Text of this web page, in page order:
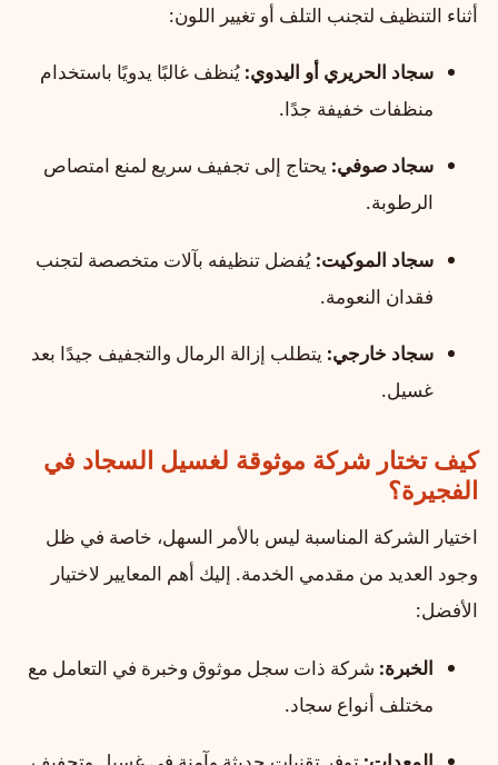
أثناء التنظيف لتجنب التلف أو تغيير اللون:
سجاد الحريري أو اليدوي: يُنظف غالبًا يدويًا باستخدام
منظفات خفيفة جدًا.
سجاد صوفي: يحتاج إلى تجفيف سريع لمنع امتصاص
الرطوبة.
سجاد الموكيت: يُفضل تنظيفه بآلات متخصصة لتجنب
فقدان النعومة.
سجاد خارجي: يتطلب إزالة الرمال والتجفيف جيدًا بعد
غسيل.
كيف تختار شركة موثوقة لغسيل السجاد في
الفجيرة؟
اختيار الشركة المناسبة ليس بالأمر السهل، خاصة في ظل
وجود العديد من مقدمي الخدمة. إليك أهم المعايير لاختيار
الأفضل:
الخبرة: شركة ذات سجل موثوق وخبرة في التعامل مع
مختلف أنواع سجاد.